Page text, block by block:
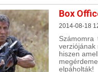
Box
2014-08-18
verziójának
hiszen
elpáholták!